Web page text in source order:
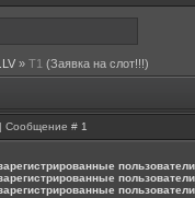
» T1 (Заявка на слот!!!)
Сообщение # 1